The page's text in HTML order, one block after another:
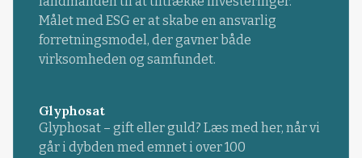
Målet med ESG er at skabe en ansvarlig
forretningsmodel, der gavner både
virksomheden og samfundet.
Glyphosat
Glyphosat – gift eller guld? Læs med her, når vi
går i dybden med emnet i over 100